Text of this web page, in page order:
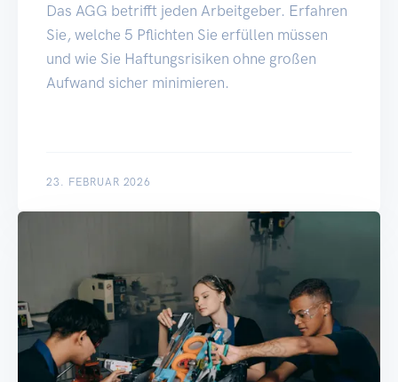
Das AGG betrifft jeden Arbeitgeber. Erfahren
Sie, welche 5 Pflichten Sie erfüllen müssen
und wie Sie Haftungsrisiken ohne großen
Aufwand sicher minimieren.
23. FEBRUAR 2026